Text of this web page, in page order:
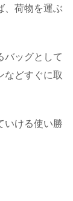
、荷物を運ぶ
バッグとして
などすぐに取
いける使い勝